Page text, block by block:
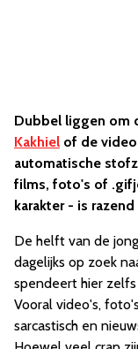
Dubbel liggen om
Kakhiel of de video
automatische
films, foto's of
karakter - is
De helft van de
dagelijks op zoek
spendeert hier
Vooral video's,
sarcastisch en